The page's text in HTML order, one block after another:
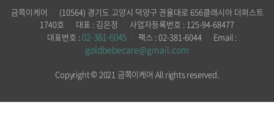
금쪽이케어
(10564) 경기도 고양시 덕양구 권율대로 656클래시아 더퍼스트
1740호
대표 : 김은정
사업자등록번호 : 125-94-68477
대표번호 : 02-381-6045 팩스 : 02-381-6044 Email :
goldbebecare@gmail.com
Copyright © 2021 금쪽이케어 All rights reserved.